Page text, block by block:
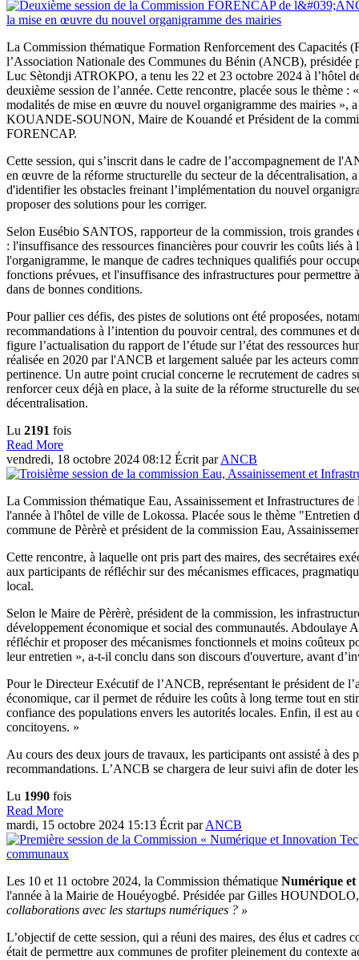
La Commission thématique Formation Renforcement des Capacités
l’Association Nationale des Communes du Bénin (ANCB), présidée
Luc Sètondji ATROKPO, a tenu les 22 et 23 octobre 2024 à l’hôtel
deuxième session de l’année. Cette rencontre, placée sous le thème :
modalités de mise en œuvre du nouvel organigramme des mairies »,
KOUANDE-SOUNON, Maire de Kouandé et Président de la
FORENCAP.
Cette session, qui s’inscrit dans le cadre de l’accompagnement de
en œuvre de la réforme structurelle du secteur de la décentralisation,
d'identifier les obstacles freinant l’implémentation du nouvel
proposer des solutions pour les corriger.
Selon Eusébio SANTOS, rapporteur de la commission, trois grandes
: l'insuffisance des ressources financières pour couvrir les coûts liés
l'organigramme, le manque de cadres techniques qualifiés pour
fonctions prévues, et l'insuffisance des infrastructures pour permettre
dans de bonnes conditions.
Pour pallier ces défis, des pistes de solutions ont été proposées,
recommandations à l’intention du pouvoir central, des communes et
figure l’actualisation du rapport de l’étude sur l’état des ressources
réalisée en 2020 par l'ANCB et largement saluée par les acteurs
pertinence. Un autre point crucial concerne le recrutement de cadres
renforcer ceux déjà en place, à la suite de la réforme structurelle du
décentralisation.
Lu 2191 fois
Read More
vendredi, 18 octobre 2024 08:12 Écrit parANCB
La Commission thématique Eau, Assainissement et Infrastructures
l'année à l'hôtel de ville de Lokossa. Placée sous le thème
commune de Pèrèrè et président de la commission Eau,
Cette rencontre, à laquelle ont pris part des maires, des secrétaires
aux participants de réfléchir sur des mécanismes efficaces,
local.
Selon le Maire de Pèrèrè, président de la commission, les
développement économique et social des communautés.
réfléchir et proposer des mécanismes fonctionnels et moins coûteux
leur entretien », a-t-il conclu dans son discours d'ouverture, avant
Pour le Directeur Exécutif de l’ANCB, représentant le président de
économique, car il permet de réduire les coûts à long terme tout en
confiance des populations envers les autorités locales. Enfin, il est
concitoyens. »
Au cours des deux jours de travaux, les participants ont assisté à
recommandations. L’ANCB se chargera de leur suivi afin de doter
Lu 1990 fois
Read More
mardi, 15 octobre 2024 15:13 Écrit parANCB
Les 10 et 11 octobre 2024, la Commission thématique Numérique
l'année à la Mairie de Houéyogbé. Présidée par Gilles
collaborations avec les startups numériques ? »
L’objectif de cette session, qui a réuni des maires, des élus et cadres
était de permettre aux communes de profiter pleinement du